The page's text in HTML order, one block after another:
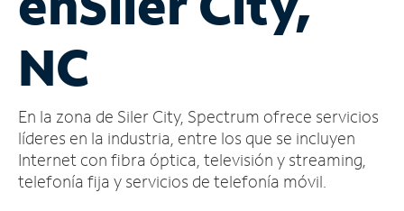
cuenta
Encuentra
tienda
NC
En la zona de Siler City, Spectrum ofrece servicios
líderes en la industria, entre los que se incluyen
Internet con fibra óptica, televisión y streaming,
telefonía fija y servicios de telefonía móvil.